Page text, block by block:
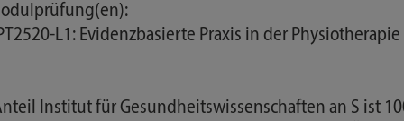
L1: Evidenzbasierte Praxis in der
Institut für Gesundheitswissenschaften an S ist